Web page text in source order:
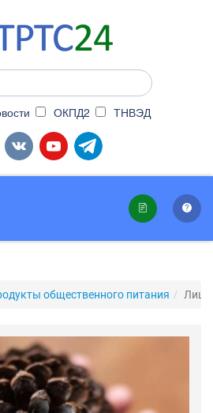
ОКПД2 ТНВЭД
общественного питания